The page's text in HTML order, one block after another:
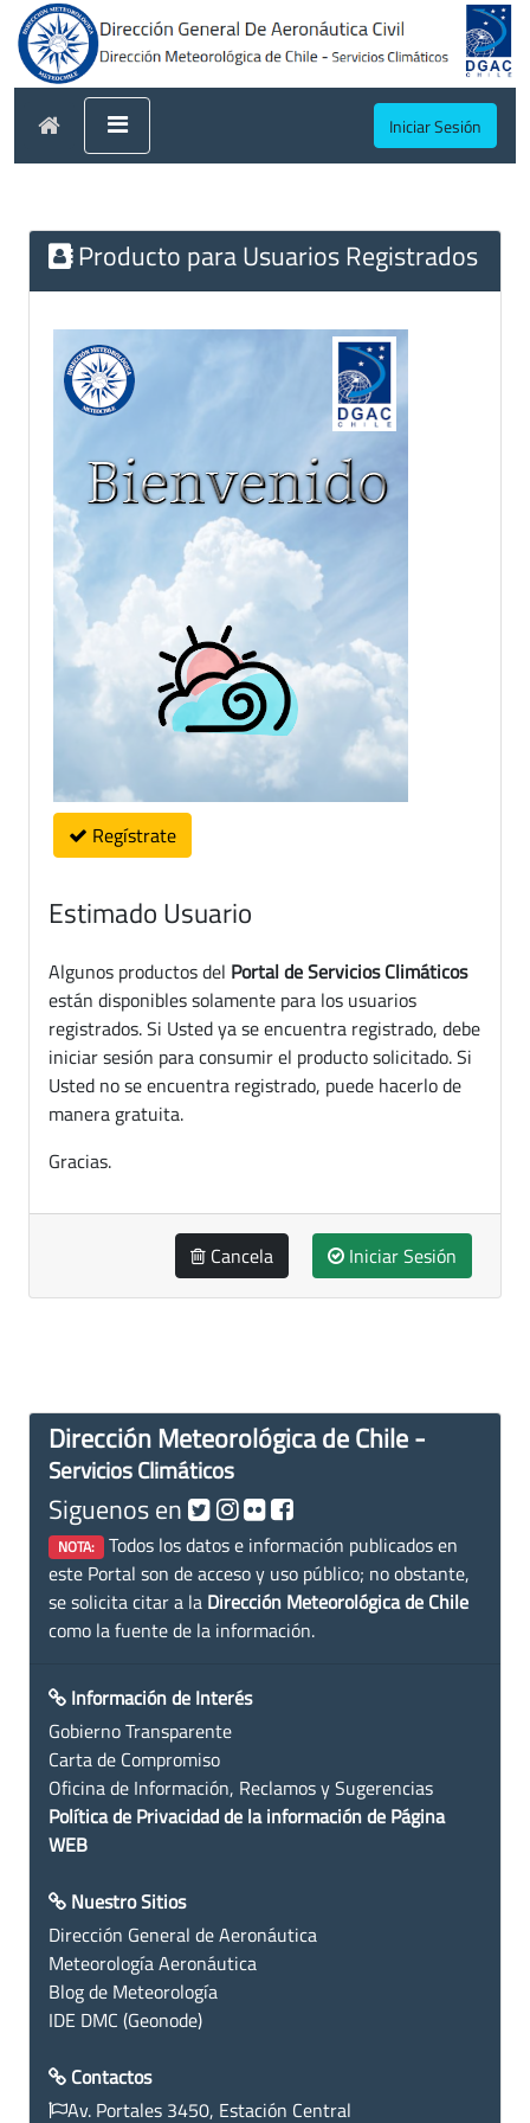
Iniciar Sesión
Producto para Usuarios Registrados
Regístrate
Estimado Usuario
Algunos productos del Portal de Servicios Climáticos
están disponibles solamente para los usuarios
registrados. Si Usted ya se encuentra registrado, debe
iniciar sesión para consumir el producto solicitado. Si
Usted no se encuentra registrado, puede hacerlo de
manera gratuita.
Gracias.
Cancela Iniciar Sesión
Dirección Meteorológica de Chile -
Servicios Climáticos
Siguenos en
NOTA: Todos los datos e información publicados en
este Portal son de acceso y uso público; no obstante,
se solicita citar a la Dirección Meteorológica de Chile
como la fuente de la información.
Información de Interés
Gobierno Transparente
Carta de Compromiso
Oficina de Información, Reclamos y Sugerencias
Política de Privacidad de la información de Página
WEB
Nuestro Sitios
Dirección General de Aeronáutica
Meteorología Aeronáutica
Blog de Meteorología
IDE DMC (Geonode)
Contactos
Av. Portales 3450, Estación Central